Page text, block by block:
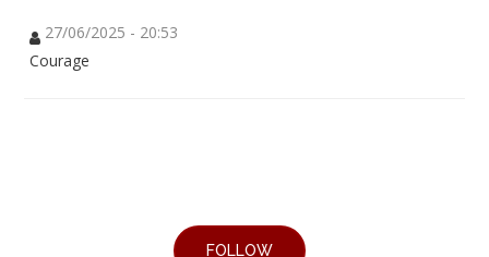
27/06/2025 - 20:53
Courage